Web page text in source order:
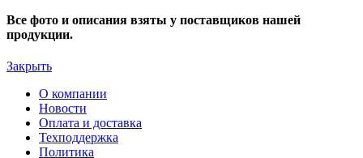
Все фото и описания взяты у поставщиков нашей
продукции.
Закрыть
О компании
Новости
Оплата и доставка
Техподдержка
Политика